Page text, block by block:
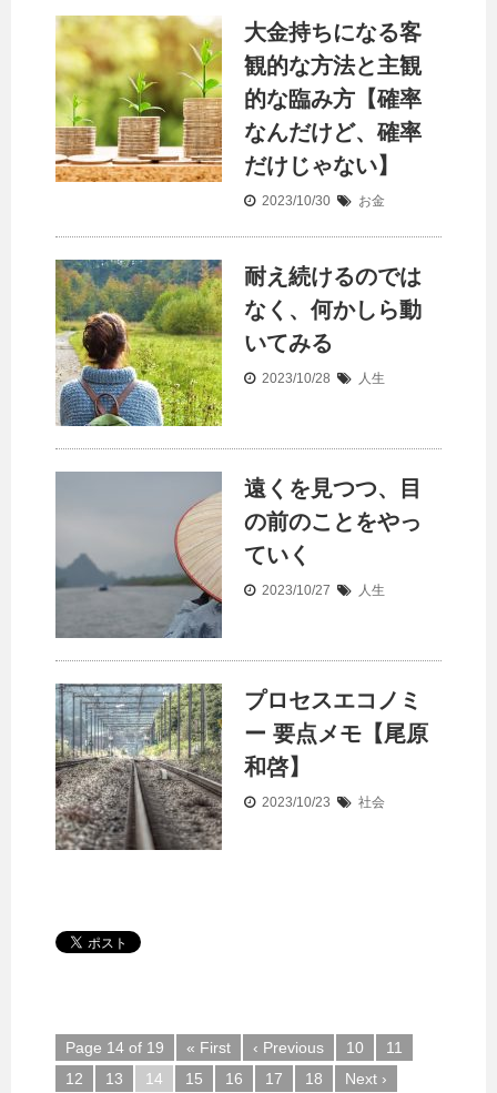
大金持ちになる客
観的な方法と主観
的な臨み方【確率
なんだけど、確率
だけじゃない】
2023/10/30 お金
耐え続けるのでは
なく、何かしら動
いてみる
2023/10/28 人生
遠くを見つつ、目
の前のことをやっ
ていく
2023/10/27 人生
プロセスエコノミ
ー 要点メモ【尾原
和啓】
2023/10/23 社会
Page 14 of 19 « First ‹ Previous 10
11
12
13 14 15 16 17 18
Next ›